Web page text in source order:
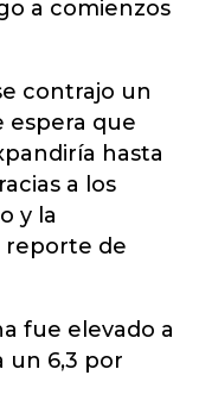
a comienzos
contrajo un
espera que
hasta
a los
y la
reporte de
fue elevado a
un 6,3 por